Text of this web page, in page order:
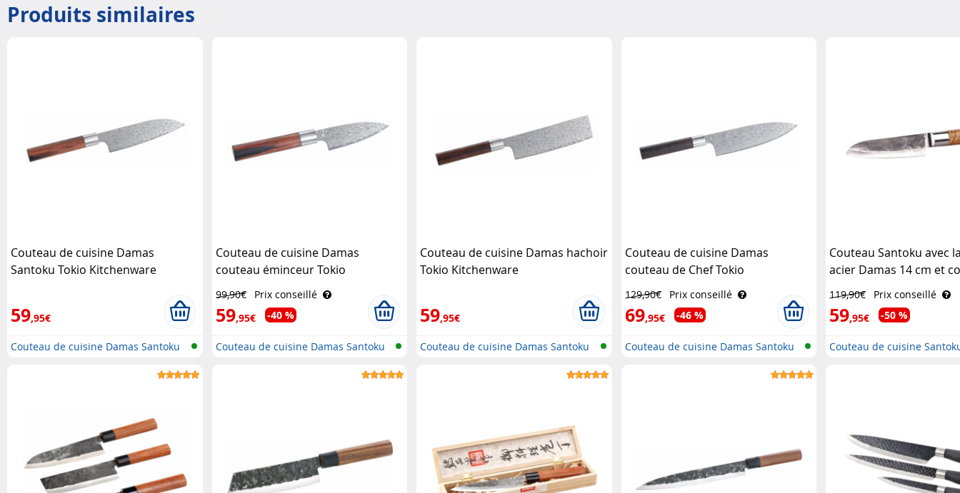
Produits similaires
Couteau de cuisine Damas
Santoku Tokio Kitchenware
59,95€
Couteau de cuisine Damas Santoku
Couteau de cuisine Damas
couteau éminceur Tokio
Kitchenware
99,90€ Prix conseillé
59,95€ -40 %
Couteau de cuisine Damas Santoku
Couteau de cuisine Damas hachoir
Tokio Kitchenware
59,95€
Couteau de cuisine Damas Santoku
Couteau de cuisine Damas
couteau de Chef Tokio
Kitchenware
129,90€ Prix conseillé
69,95€ -46 %
Couteau de cuisine Damas Santoku
Couteau Santoku avec
acier Damas 14 cm et
bois Tokio Kitchenware
119,90€ Prix conseillé
59,95€ -50 %
Couteau de cuisine